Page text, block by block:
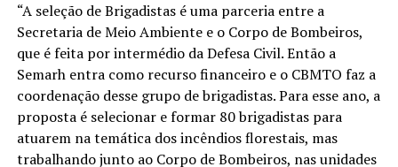
“A seleção de Brigadistas é uma parceria entre a
Secretaria de Meio Ambiente e o Corpo de Bombeiros,
que é feita por intermédio da Defesa Civil. Então a
Semarh entra como recurso financeiro e o CBMTO faz a
coordenação desse grupo de brigadistas. Para esse ano, a
proposta é selecionar e formar 80 brigadistas para
atuarem na temática dos incêndios florestais, mas
trabalhando junto ao Corpo de Bombeiros, nas unidades